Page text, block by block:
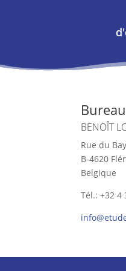
BENOÎT
Rue du
B-4620
Belgique
Tél.: +32 4